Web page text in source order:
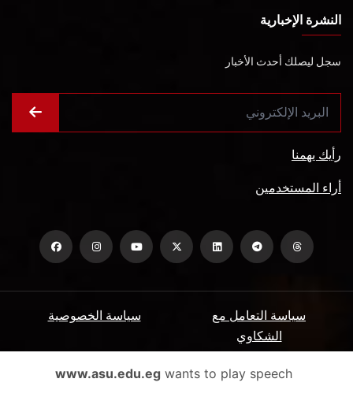
النشرة الإخبارية
سجل ليصلك أحدث الأخبار
رأيك يهمنا
أراء المستخدمين
سياسة الخصوصية
سياسة التعامل مع
الشكاوي
الأسئلة الشائعة ميثاق المتعاملين www.asu.edu.egwants to play speech